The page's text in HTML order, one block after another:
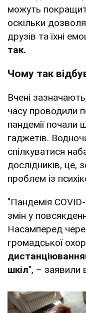
можуть
оскільки
друзів та їхні
так.
Чому так
Вчені
часу проводили
пандемії
гаджетів.
спілкуватися
дослідників, це,
проблем із
"Пандемія
змін у
Насамперед
громадської
шкіл", – заявили